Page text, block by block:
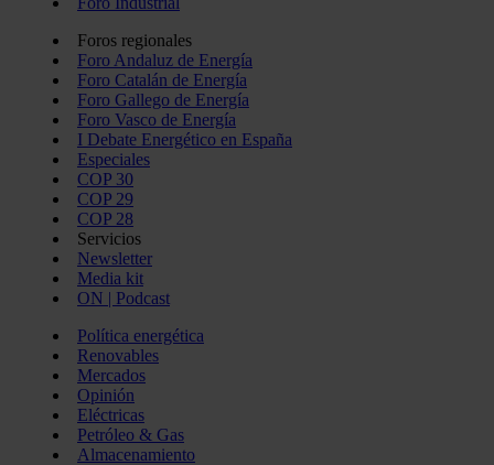
Foros regionales
Foro Andaluz de Energía
Foro Catalán de Energía
Foro Gallego de Energía
Foro Vasco de Energía
I Debate Energético en España
Especiales
COP 30
COP 29
COP 28
Servicios
Newsletter
Media kit
ON | Podcast
Política energética
Renovables
Mercados
Opinión
Eléctricas
Petróleo & Gas
Almacenamiento